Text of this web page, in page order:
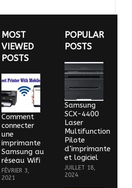
MOST
VIEWED
POSTS
Comment
connecter
une
imprimante
Samsung au
réseau Wifi
FÉVRIER 3,
2021
POPULAR
POSTS
Samsung
SCX-4400
Laser
Multifunction
Pilote
d’imprimante
et logiciel
JUILLET 18,
2024